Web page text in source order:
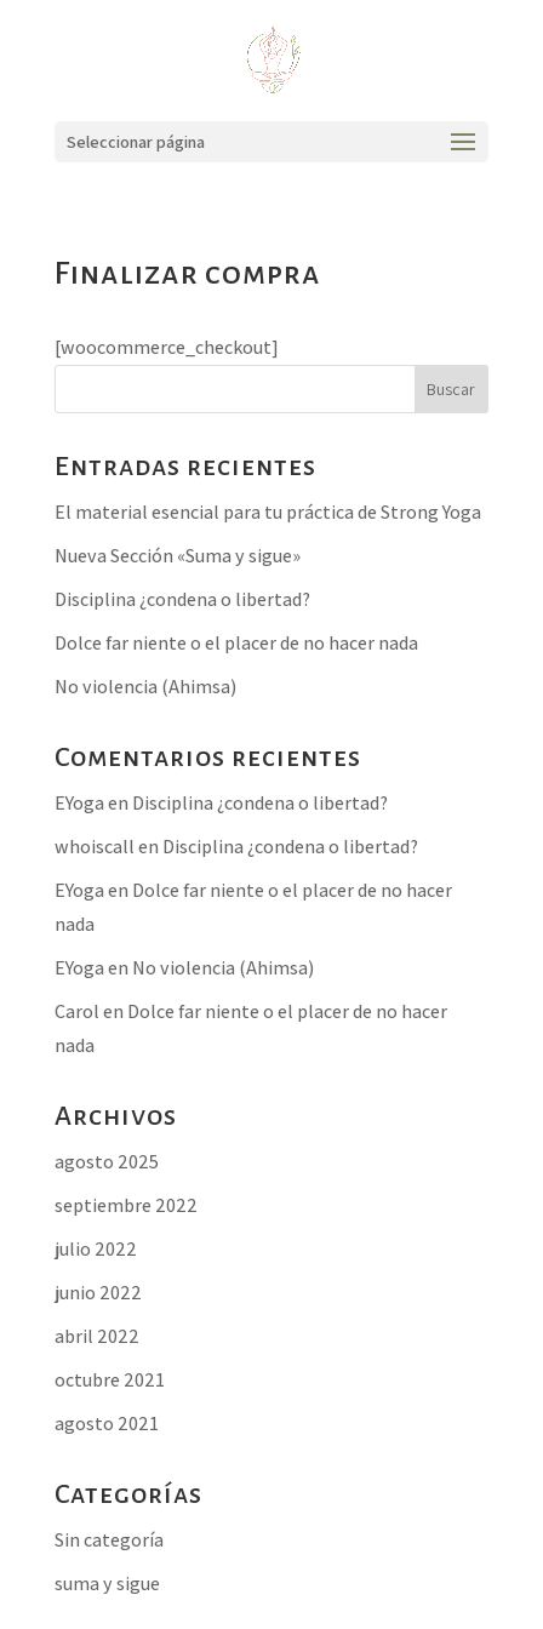
Seleccionar página
Finalizar compra
[woocommerce_checkout]
Buscar
Entradas recientes
El material esencial para tu práctica de Strong Yoga
Nueva Sección «Suma y sigue»
Disciplina ¿condena o libertad?
Dolce far niente o el placer de no hacer nada
No violencia (Ahimsa)
Comentarios recientes
EYogaen Disciplina ¿condena o libertad?
whoiscallen Disciplina ¿condena o libertad?
EYogaen Dolce far niente o el placer de no hacer
nada
EYogaen No violencia (Ahimsa)
Carolen Dolce far niente o el placer de no hacer
nada
Archivos
agosto 2025
septiembre 2022
julio 2022
junio 2022
abril 2022
octubre 2021
agosto 2021
Categorías
Sin categoría
suma y sigue